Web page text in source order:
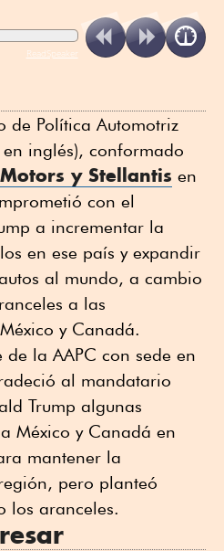
ReadSpeaker
de Política Automotriz
en inglés), conformado
y Stellantis en
con el
a incrementar la
en ese país y expandir
al mundo, a cambio
a las
y Canadá.
la AAPC con sede en
al mandatario
Trump algunas
México y Canadá en
mantener la
pero planteó
los aranceles.